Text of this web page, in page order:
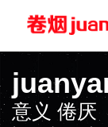
意义